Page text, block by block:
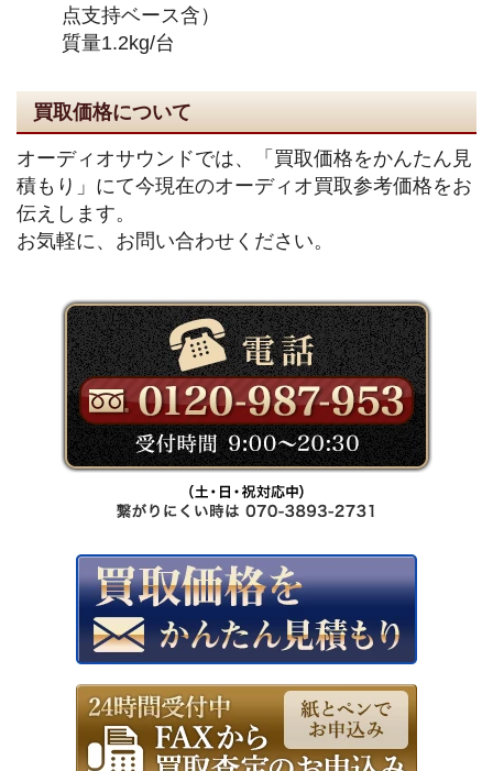
点支持ベース含）
質量1.2kg/台
買取価格について
オーディオサウンドでは、「買取価格をかんたん見
積もり」にて今現在のオーディオ買取参考価格をお
伝えします。
お気軽に、お問い合わせください。